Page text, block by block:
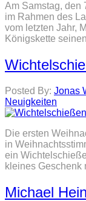
Am Samstag, den
im Rahmen des
vom letzten Jahr,
Königskette
Posted By: Jonas
Neuigkeiten
Die ersten
in
ein
kleines Geschenk
Michael